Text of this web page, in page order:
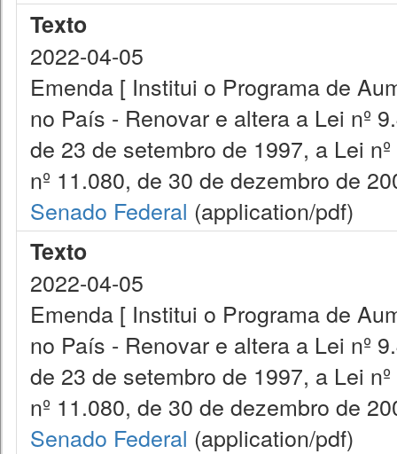
Texto
2022-04-05
Emenda [ Institui o Programa de
no País - Renovar e altera a Lei nº
de 23 de setembro de 1997, a Lei
nº 11.080, de 30 de dezembro de
Senado Federal (application/pdf)
Texto
2022-04-05
Emenda [ Institui o Programa de
no País - Renovar e altera a Lei nº
de 23 de setembro de 1997, a Lei
nº 11.080, de 30 de dezembro de
Senado Federal (application/pdf)